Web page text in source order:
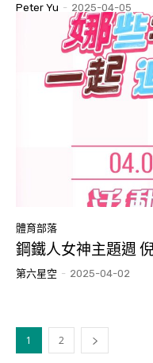
Peter Yu - 2025-04-05
體育部落
鋼鐵人女神主題週
第六星空 - 2025-04-02
1 2